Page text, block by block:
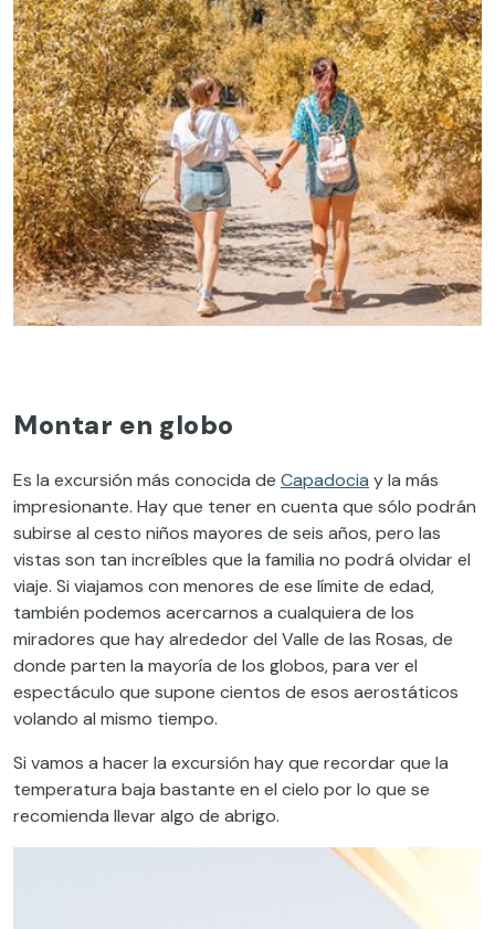
Montar en globo
Es la excursión más conocida de Capadocia y la más
impresionante. Hay que tener en cuenta que sólo podrán
subirse al cesto niños mayores de seis años, pero las
vistas son tan increíbles que la familia no podrá olvidar el
viaje. Si viajamos con menores de ese límite de edad,
también podemos acercarnos a cualquiera de los
miradores que hay alrededor del Valle de las Rosas, de
donde parten la mayoría de los globos, para ver el
espectáculo que supone cientos de esos aerostáticos
volando al mismo tiempo.
Si vamos a hacer la excursión hay que recordar que la
temperatura baja bastante en el cielo por lo que se
recomienda llevar algo de abrigo.